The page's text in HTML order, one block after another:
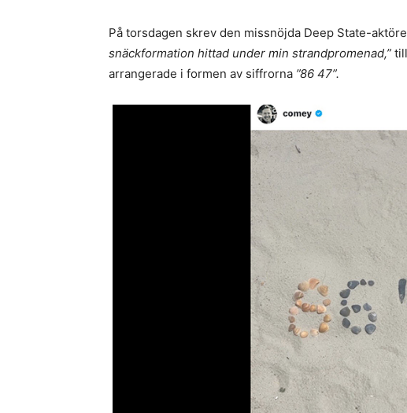
På torsdagen skrev den missnöjda Deep State-
snäckformation hittad under min strandpromenad,”
arrangerade i formen av siffrorna ”86 47”.